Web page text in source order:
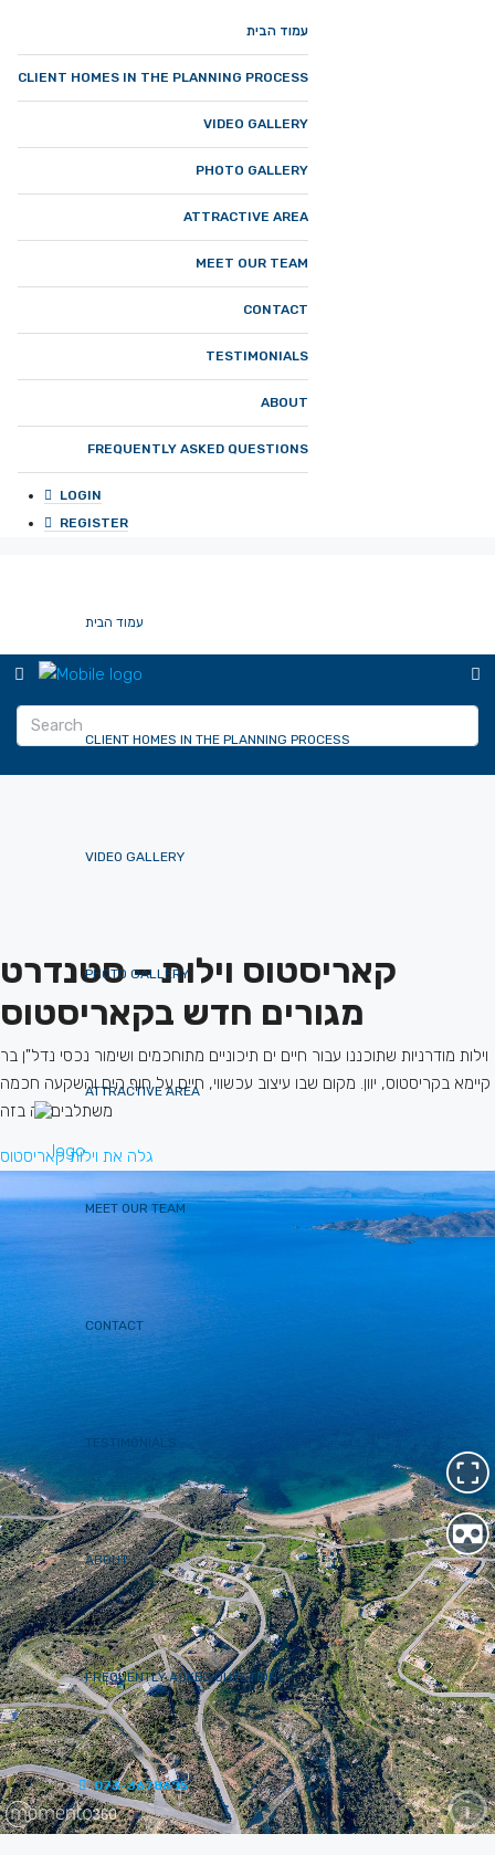
עמוד הבית
CLIENT HOMES IN THE PLANNING PROCESS
VIDEO GALLERY
PHOTO GALLERY
ATTRACTIVE AREA​
MEET OUR TEAM
CONTACT
TESTIMONIALS
ABOUT
FREQUENTLY ASKED QUESTIONS
LOGIN
REGISTER
עמוד הבית
CLIENT HOMES IN THE PLANNING PROCESS
VIDEO GALLERY
PHOTO GALLERY
ATTRACTIVE AREA​
MEET OUR TEAM
CONTACT
TESTIMONIALS
ABOUT
FREQUENTLY ASKED QUESTIONS
073-3678685
קאריסטוס וילות – סטנדרט
מגורים חדש בקאריסטוס
וילות מודרניות שתוכננו עבור חיים ים תיכוניים מתוחכמים ושימור נכסי נדל"ן בר
קיימא בקריסטוס, יוון. מקום שבו עיצוב עכשווי, חיים על חוף הים והשקעה חכמה
משתלבים זה בזה
גלה את וילות קאריסטוס